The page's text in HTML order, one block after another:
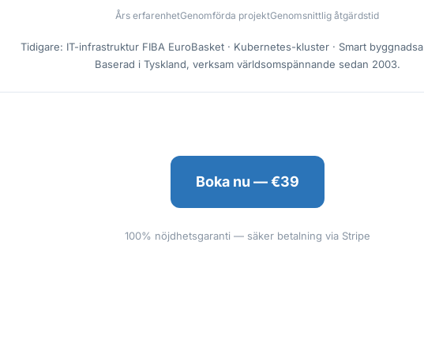
Års erfarenhetGenomförda projektGenomsnittlig åtgärdstid
Tidigare: IT-infrastruktur FIBA EuroBasket · Kubernetes-kluster · Smart
Baserad i Tyskland, verksam världsomspännande sedan 2003.
Boka nu — €39
100% nöjdhetsgaranti — säker betalning via Stripe